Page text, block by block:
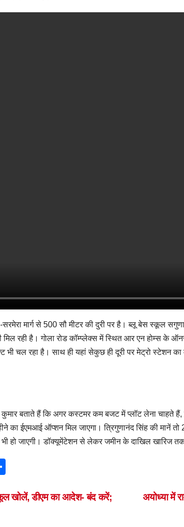
सरमेरा मार्ग से 500 सौ मीटर की दुरी पर है। ब्लू बेस स्कूल
मिल रही है। गोला रोड कॉम्प्लेक्स में स्थित आर एन होम्स के
भी चल रहा है। साथ ही यहां सेकुछ ही दूरी पर मेट्रो स्टेशन
कुमार बताते हैं कि अगर कस्टमर कम बजट में प्लॉट लेना
का ईएमआई ऑप्शन मिल जाएगा। त्रिगुणानंद सिंह की
जाएगी। डॉक्यूमेंटेशन से लेकर जमीन के दाखिल खारिज तक
ar
अयोध्या में
खोलें, डीएम का आदेश- बंद करें;